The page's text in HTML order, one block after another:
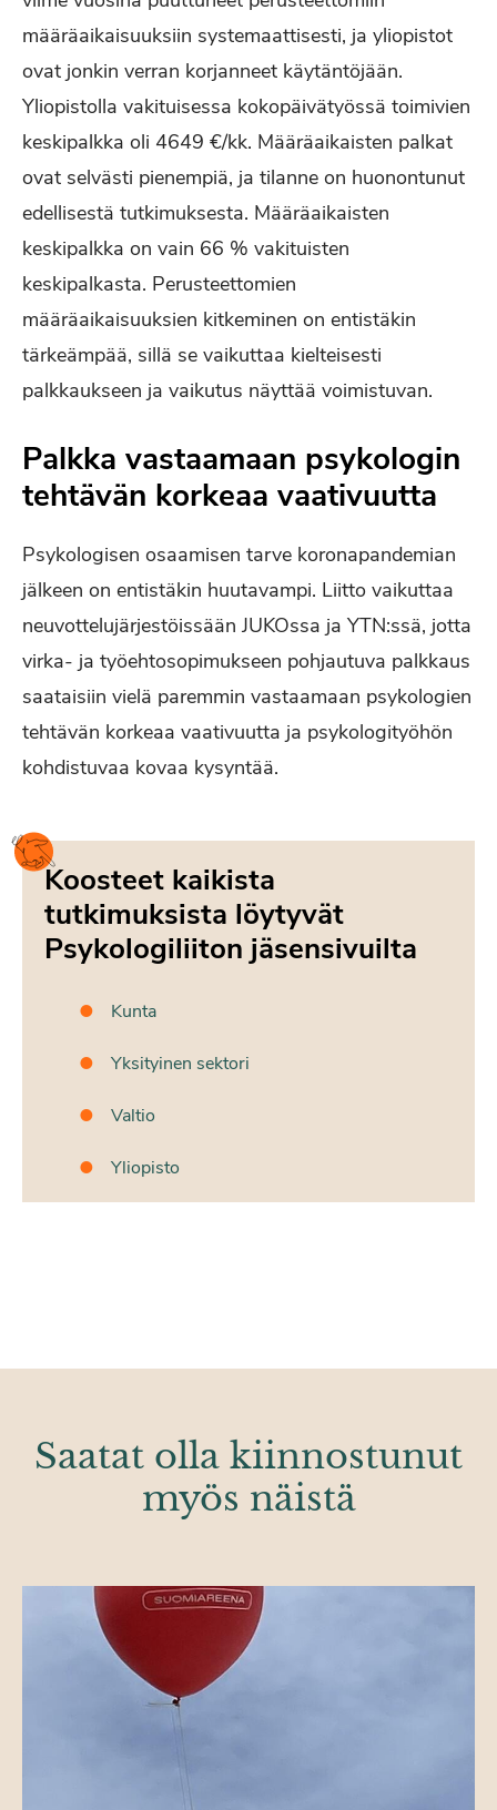
määräaikaisuuksiin systemaattisesti, ja yliopistot
ovat jonkin verran korjanneet käytäntöjään.
Yliopistolla vakituisessa kokopäivätyössä toimivien
keskipalkka oli 4649 €/kk. Määräaikaisten palkat
ovat selvästi pienempiä, ja tilanne on huonontunut
edellisestä tutkimuksesta. Määräaikaisten
keskipalkka on vain 66 % vakituisten
keskipalkasta. Perusteettomien
määräaikaisuuksien kitkeminen on entistäkin
tärkeämpää, sillä se vaikuttaa kielteisesti
palkkaukseen ja vaikutus näyttää voimistuvan.
Palkka vastaamaan psykologin
tehtävän korkeaa vaativuutta
Psykologisen osaamisen tarve koronapandemian
jälkeen on entistäkin huutavampi. Liitto vaikuttaa
neuvottelujärjestöissään JUKOssa ja YTN:ssä, jotta
virka- ja työehtosopimukseen pohjautuva palkkaus
saataisiin vielä paremmin vastaamaan psykologien
tehtävän korkeaa vaativuutta ja psykologityöhön
kohdistuvaa kovaa kysyntää.
Koosteet kaikista
tutkimuksista löytyvät
Psykologiliiton jäsensivuilta
Kunta
Yksityinen sektori
Valtio
Yliopisto
Saatat olla kiinnostunut
myös näistä